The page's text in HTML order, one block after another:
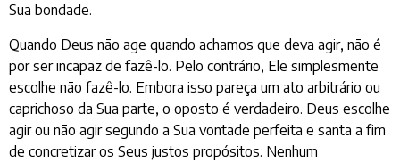
Sua bondade.
Quando Deus não age quando achamos que deva agir, não é
por ser incapaz de fazê-lo. Pelo contrário, Ele simplesmente
escolhe não fazê-lo. Embora isso pareça um ato arbitrário ou
caprichoso da Sua parte, o oposto é verdadeiro. Deus escolhe
agir ou não agir segundo a Sua vontade perfeita e santa a fim
de concretizar os Seus justos propósitos. Nenhum